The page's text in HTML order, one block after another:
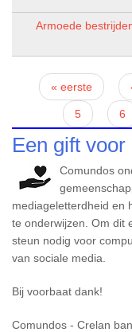
Armoede
Pagina's
« eerste
5 6
Een gift
Comundos
mediageletterdheid en
te onderwijzen. Om dit
steun nodig voor
van sociale media.
Bij voorbaat dank!
Comundos - Crelan